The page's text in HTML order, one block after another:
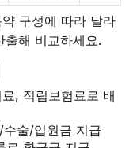
약 구성에 따라 달라
해 비교하세요.
, 적립보험료로 배
술/입원금 지급